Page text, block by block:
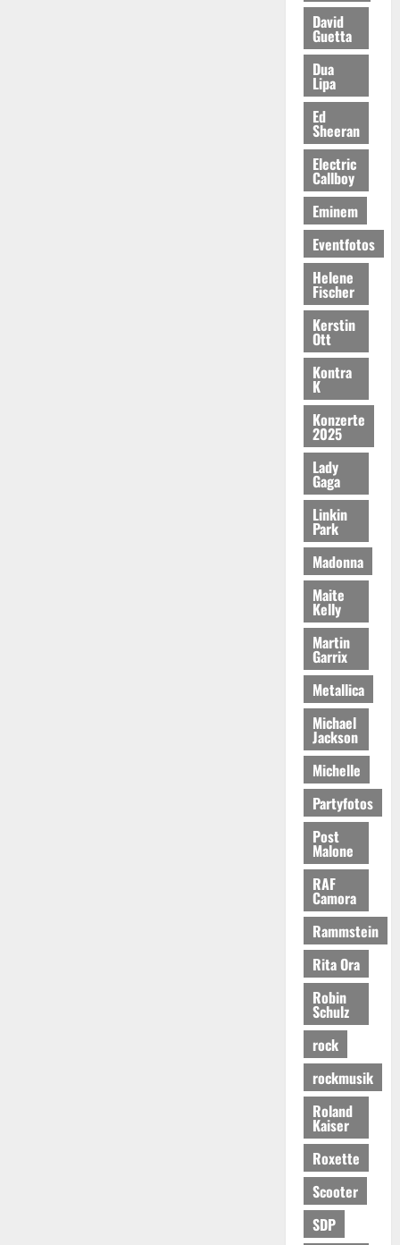
David
Guetta
Dua
Lipa
Ed
Sheeran
Electric
Callboy
Eminem
Eventfotos
Helene
Fischer
Kerstin
Ott
Kontra
K
Konzerte
2025
Lady
Gaga
Linkin
Park
Madonna
Maite
Kelly
Martin
Garrix
Metallica
Michael
Jackson
Michelle
Partyfotos
Post
Malone
RAF
Camora
Rammstein
Rita Ora
Robin
Schulz
rock
rockmusik
Roland
Kaiser
Roxette
Scooter
SDP